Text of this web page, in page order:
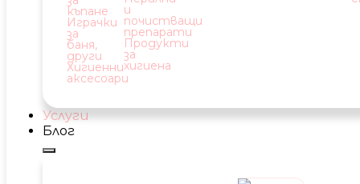
къпане
Играчки
за
баня,
други
Хигиенни
аксесоари
и
почистващи
препарати
Продукти
за
хигиена
Услуги
Блог